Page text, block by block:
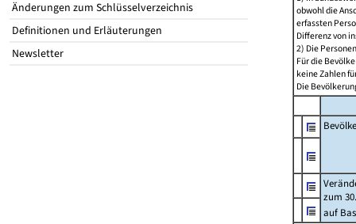
Änderungen zum Schlüsselverzeichnis
Definitionen und Erläuterungen
Newsletter
obwohl die
erfassten
Differenz von
2) Die
Für die
keine Zahlen
Die
zum
auf